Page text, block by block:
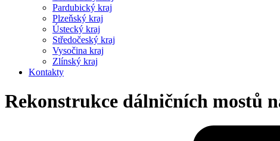
Pardubický kraj
Plzeňský kraj
Ústecký kraj
Středočeský kraj
Vysočina kraj
Zlínský kraj
Kontakty
Rekonstrukce dálničních mostů